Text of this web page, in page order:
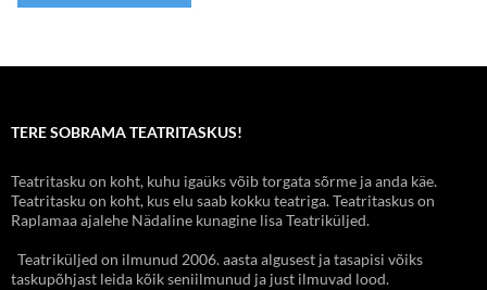
TERE SOBRAMA TEATRITASKUS!
Teatritasku on koht, kuhu igaüks võib torgata sõrme ja anda käe.
Teatritasku on koht, kus elu saab kokku teatriga. Teatritaskus on
Raplamaa ajalehe Nädaline kunagine lisa Teatriküljed.
Teatriküljed on ilmunud 2006. aasta algusest ja tasapisi võiks
taskupõhjast leida kõik seniilmunud ja just ilmuvad lood.